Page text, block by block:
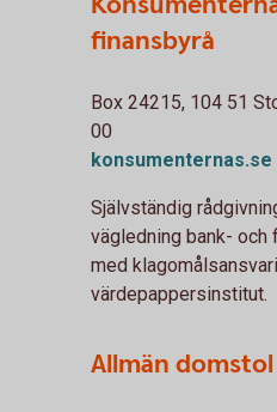
finansbyrå
Box 24215, 104 51
00
konsumenternas.se
Självständig
vägledning bank- och
med
värdepappersinstitut.
Allmän domstol